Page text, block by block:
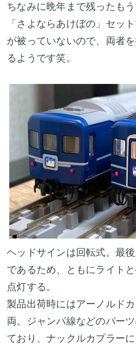
ちなみに晩年まで残ったも
「さよならあけぼの」セッ
が被っていないので、両者
るようです笑。
ヘッドサインは回転式。最
であるため、ともにライト
点灯する。
製品出荷時にはアーノルド
両。ジャンパ線などのパー
ており、ナックルカプラー